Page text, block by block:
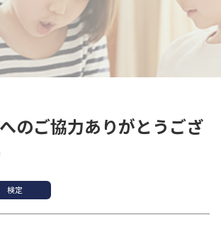
のご協力ありがとうござ
検定